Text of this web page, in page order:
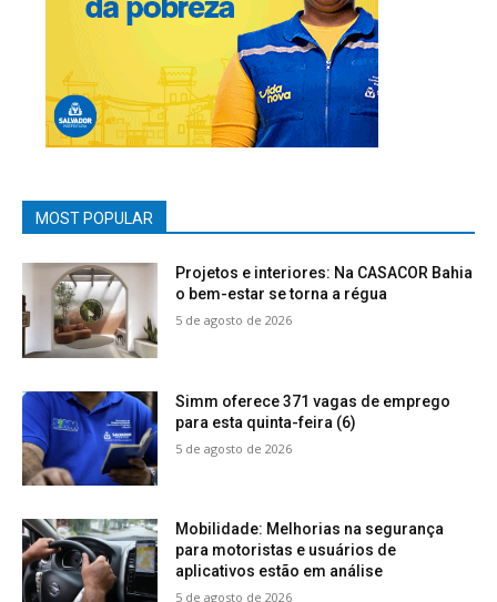
MOST POPULAR
Projetos e interiores: Na CASACOR Bahia
o bem-estar se torna a régua
5 de agosto de 2026
Simm oferece 371 vagas de emprego
para esta quinta-feira (6)
5 de agosto de 2026
Mobilidade: Melhorias na segurança
para motoristas e usuários de
aplicativos estão em análise
5 de agosto de 2026